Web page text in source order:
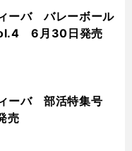
ーバ バレーボール
6月30日発売
ーバ 部活特集号
売